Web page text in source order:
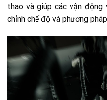
thao và giúp các vận
chỉnh chế độ và phương